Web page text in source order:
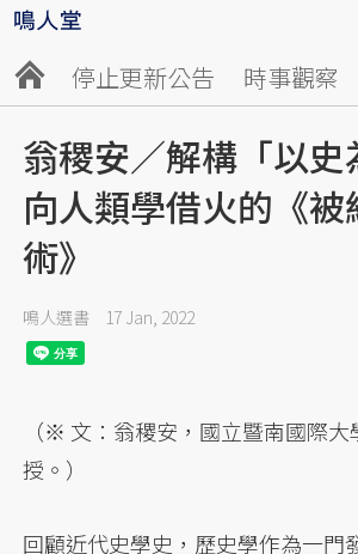
停止更新公告 時事觀察
翁稷安／解構「以史
向人類學借火的《被
術》
鳴人選書 17 Jan, 2022
（※ 文：翁稷安，國立暨南國際
授。）
回顧近代史學史，歷史學作為一門